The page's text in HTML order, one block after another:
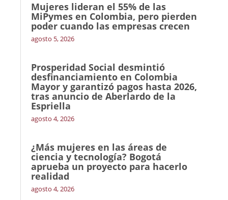
Mujeres lideran el 55% de las
MiPymes en Colombia, pero pierden
poder cuando las empresas crecen
agosto 5, 2026
Prosperidad Social desmintió
desfinanciamiento en Colombia
Mayor y garantizó pagos hasta 2026,
tras anuncio de Aberlardo de la
Espriella
agosto 4, 2026
¿Más mujeres en las áreas de
ciencia y tecnología? Bogotá
aprueba un proyecto para hacerlo
realidad
agosto 4, 2026